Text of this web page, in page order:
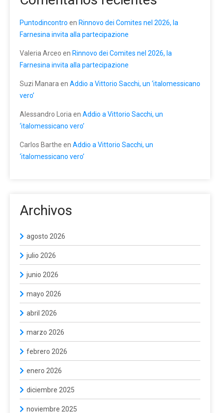
Puntodincontro en Rinnovo dei Comites nel 2026, la
Farnesina invita alla partecipazione
Valeria Arceo en Rinnovo dei Comites nel 2026, la
Farnesina invita alla partecipazione
Suzi Manara en Addio a Vittorio Sacchi, un ‘italomessicano
vero’
Alessandro Loria en Addio a Vittorio Sacchi, un
‘italomessicano vero’
Carlos Barthe en Addio a Vittorio Sacchi, un
‘italomessicano vero’
Archivos
agosto 2026
julio 2026
junio 2026
mayo 2026
abril 2026
marzo 2026
febrero 2026
enero 2026
diciembre 2025
noviembre 2025